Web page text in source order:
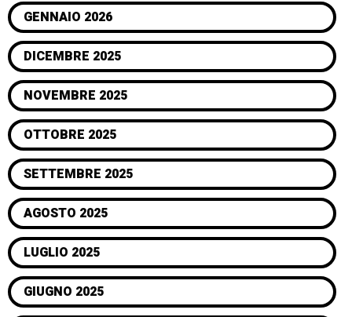
GENNAIO 2026
DICEMBRE 2025
NOVEMBRE 2025
OTTOBRE 2025
SETTEMBRE 2025
AGOSTO 2025
LUGLIO 2025
GIUGNO 2025